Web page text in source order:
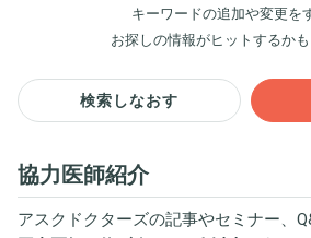
キーワードの追加や変更を
お探しの情報がヒットするか
検索しなおす
協力医師紹介
アスクドクターズの記事やセミナー、